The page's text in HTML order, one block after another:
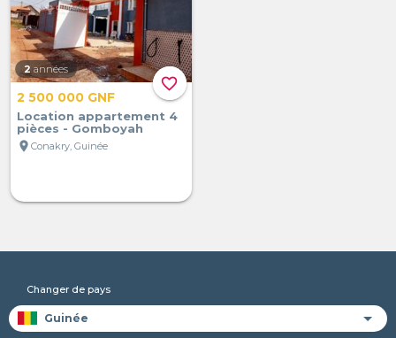
favorite_border
2 années
2 500 000 GNF
Location appartement 4
pièces - Gomboyah
location_on Conakry, Guinée
Changer de pays